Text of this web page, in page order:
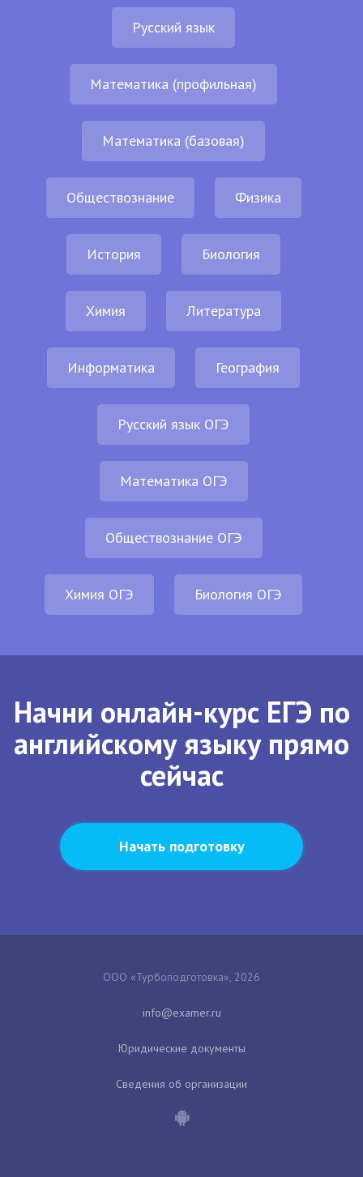
Русский язык
Математика (профильная)
Математика (базовая)
Обществознание Физика
История Биология
Химия Литература
Информатика География
Русский язык ОГЭ
Математика ОГЭ
Обществознание ОГЭ
Химия ОГЭ Биология ОГЭ
Начни онлайн-курс ЕГЭ по
английскому языку прямо
сейчас
Начать подготовку
ООО «Турбоподготовка», 2026
Юридические документы
Сведения об организации